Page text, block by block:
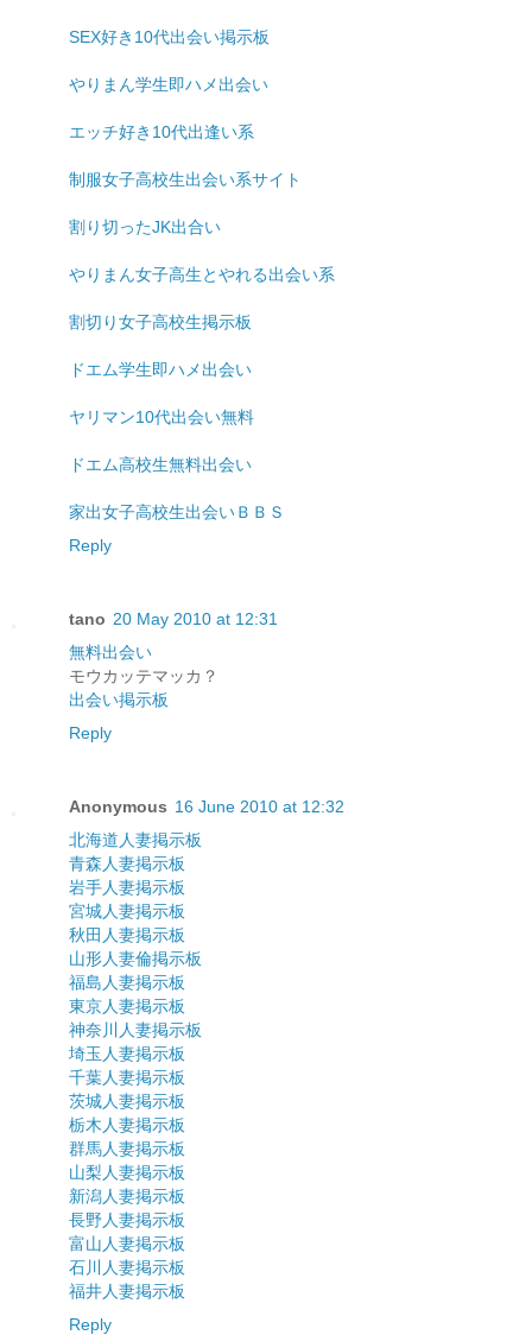
SEX好き10代出会い掲示板
やりまん学生即ハメ出会い
エッチ好き10代出逢い系
制服女子高校生出会い系サイト
割り切ったJK出合い
やりまん女子高生とやれる出会い系
割切り女子高校生掲示板
ドエム学生即ハメ出会い
ヤリマン10代出会い無料
ドエム高校生無料出会い
家出女子高校生出会いＢＢＳ
Reply
tano 20 May 2010 at 12:31
無料出会い
モウカッテマッカ？
出会い掲示板
Reply
Anonymous 16 June 2010 at 12:32
北海道人妻掲示板
青森人妻掲示板
岩手人妻掲示板
宮城人妻掲示板
秋田人妻掲示板
山形人妻倫掲示板
福島人妻掲示板
東京人妻掲示板
神奈川人妻掲示板
埼玉人妻掲示板
千葉人妻掲示板
茨城人妻掲示板
栃木人妻掲示板
群馬人妻掲示板
山梨人妻掲示板
新潟人妻掲示板
長野人妻掲示板
富山人妻掲示板
石川人妻掲示板
福井人妻掲示板
Reply